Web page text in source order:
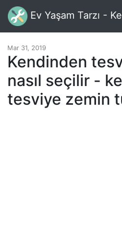
Ev Yaşam Tarzı -
Mar 31, 2019
Kendinden
nasıl seçilir -
tesviye zemin